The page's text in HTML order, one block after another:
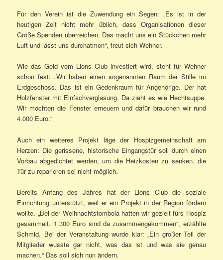
Für den Verein ist die Zuwendung ein Segen: „Es ist in der
heutigen Zeit nicht mehr üblich, dass Organisationen dieser
Größe Spenden überreichen. Das macht uns ein Stückchen mehr
Luft und lässt uns durchatmen“, freut sich Wehner.
Wie das Geld vom Lions Club investiert wird, steht für Wehner
schon fest: „Wir haben einen sogenannten Raum der Stille im
Erdgeschoss. Das ist ein Gedenkraum für Angehörige. Der hat
Holzfenster mit Einfachverglasung. Da zieht es wie Hechtsuppe.
Wir möchten die Fenster erneuern und dafür brauchen wir rund
4.000 Euro.“
Auch ein weiteres Projekt läge der Hospizgemeinschaft am
Herzen: Die gerissene, historische Eingangstür soll durch einen
Vorbau abgedichtet werden, um die Heizkosten zu senken. die
Tür zu reparieren sei nicht möglich.
Bereits Anfang des Jahres hat der Lions Club die soziale
Einrichtung unterstützt, weil er ein Projekt in der Region fördern
wollte. „Bei der Weihnachtstombola hatten wir gezielt fürs Hospiz
gesammelt. 1.300 Euro sind da zusammengekommen“, erzählte
Schmid. Bei der Veranstaltung wurde klar: „Ein großer Teil der
Mitglieder wusste gar nicht, was das ist und was sie genau
machen.“ Das soll sich nun ändern.